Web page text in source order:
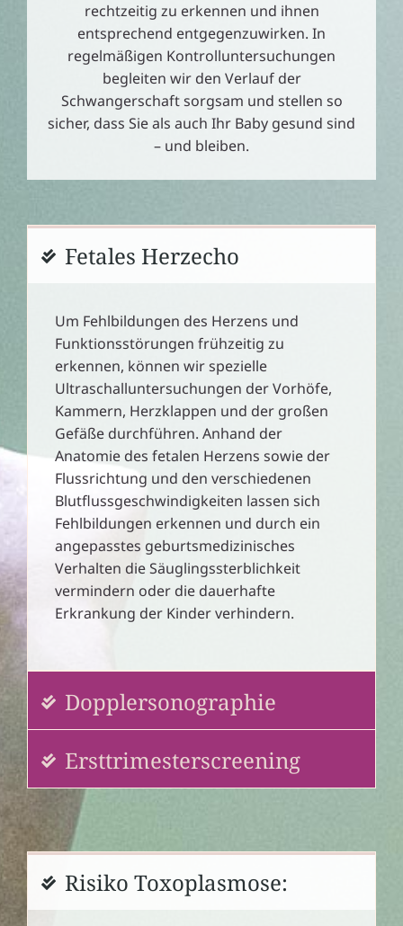
rechtzeitig zu erkennen und ihnen
entsprechend entgegenzuwirken. In
regelmäßigen Kontrolluntersuchungen
begleiten wir den Verlauf der
Schwangerschaft sorgsam und stellen so
sicher, dass Sie als auch Ihr Baby gesund sind
­– und bleiben.
Fetales Herzecho
Um Fehlbildungen des Herzens und
Funktionsstörungen frühzeitig zu
erkennen, können wir spezielle
Ultraschalluntersuchungen der Vorhöfe,
Kammern, Herzklappen und der großen
Gefäße durchführen. Anhand der
Anatomie des fetalen Herzens sowie der
Flussrichtung und den verschiedenen
Blutflussgeschwindigkeiten lassen sich
Fehlbildungen erkennen und durch ein
angepasstes geburtsmedizinisches
Verhalten die Säuglingssterblichkeit
vermindern oder die dauerhafte
Erkrankung der Kinder verhindern.
Dopplersonographie
Ersttrimesterscreening
Risiko Toxoplasmose: